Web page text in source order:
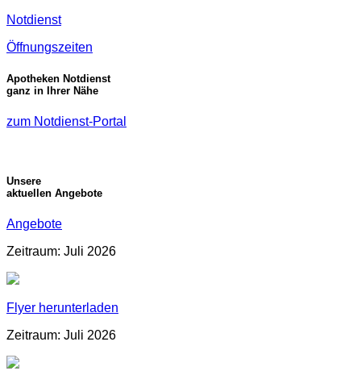
Notdienst
Öffnungszeiten
Apotheken Notdienst
ganz in Ihrer Nähe
zum Notdienst-Portal
Unsere
aktuellen Angebote
Angebote
Zeitraum: Juli 2026
Flyer herunterladen
Zeitraum: Juli 2026